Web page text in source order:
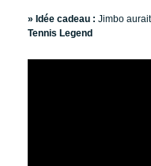
» Idée cadeau : Jimbo
Tennis Legend